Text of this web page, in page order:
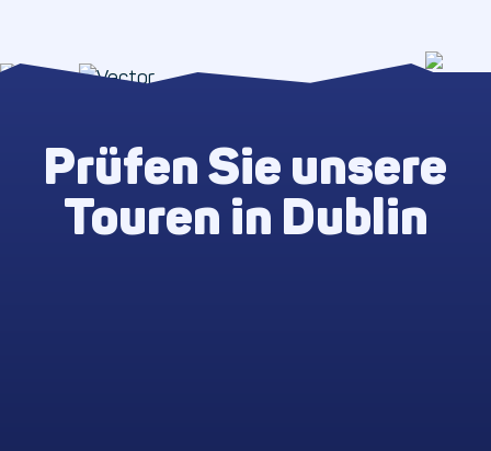
Prüfen Sie unsere
Touren in Dublin